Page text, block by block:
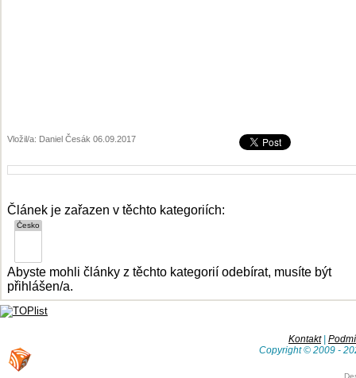
Vložil/a: Daniel Česák 06.09.2017
Článek je zařazen v těchto kategoriích:
Abyste mohli články z těchto kategorií odebírat, musíte být
přihlášen/a.
Kontakt|
Copyright © 2009 -